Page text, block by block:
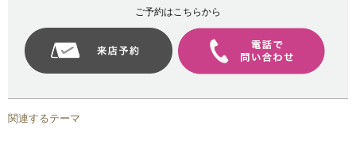
ご予約はこちらから
関連するテーマ